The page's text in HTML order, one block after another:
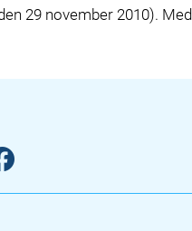
29 november 2010).